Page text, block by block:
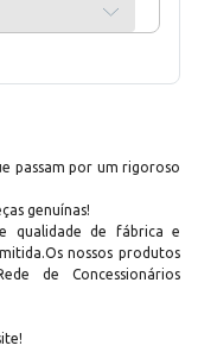
passam por um rigoroso
genuínas!
qualidade de fábrica e
nossos produtos
de Concessionários